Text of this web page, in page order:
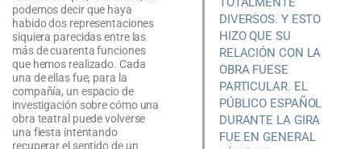
DIVERSOS. Y ESTO
HIZO QUE SU
RELACIÓN CON LA
OBRA FUESE
PARTICULAR. EL
PÚBLICO ESPAÑOL
DURANTE LA GIRA
FUE EN GENERAL
podemos decir que haya
habido dos representaciones
siquiera parecidas entre las
más de cuarenta funciones
que hemos realizado. Cada
una de ellas fue, para la
compañía, un espacio de
investigación sobre cómo una
obra teatral puede volverse
una fiesta intentando
recuperar el sentido de un